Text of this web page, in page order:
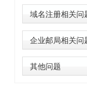
域名注册相关问
企业邮局相关问
其他问题